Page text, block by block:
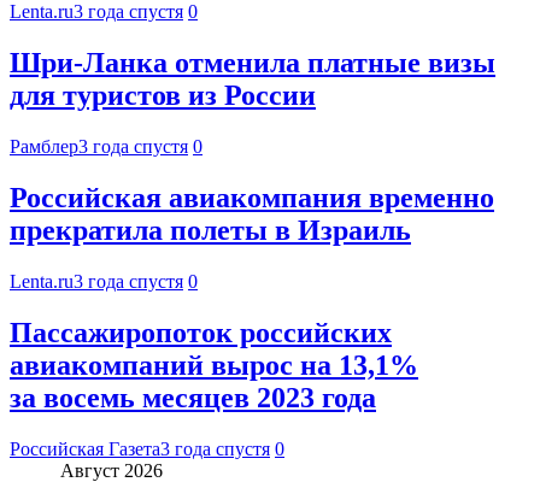
Lenta.ru3 года спустя 0
Шри-Ланка отменила платные визы
для туристов из России
Рамблер3 года спустя 0
Российская авиакомпания временно
прекратила полеты в Израиль
Lenta.ru3 года спустя 0
Пассажиропоток российских
авиакомпаний вырос на 13,1%
за восемь месяцев 2023 года
Российская Газета3 года спустя 0
Август 2026